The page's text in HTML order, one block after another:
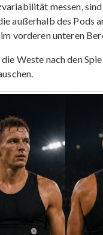
messen,
außerhalb des Pods
vorderen unteren
Weste nach den